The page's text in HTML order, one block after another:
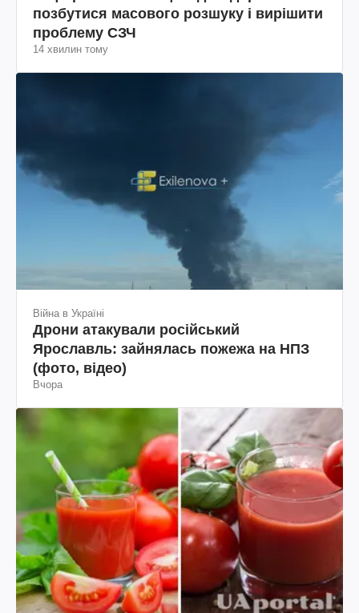
позбутися масового розшуку і вирішити
проблему СЗЧ
14 хвилин тому
Війна в Україні
Дрони атакували російський
Ярославль: зайнялась пожежа на НПЗ
(фото, відео)
Вчора